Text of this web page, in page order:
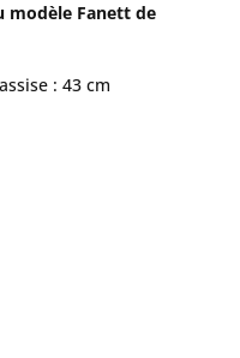
modèle Fanett de
: 43 cm